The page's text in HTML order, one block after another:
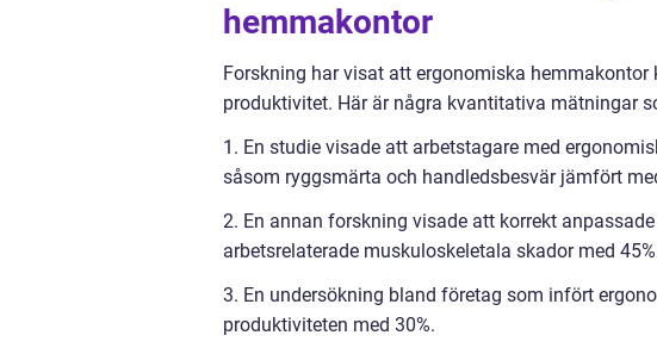
hemmakontor
Forskning har visat att ergonomiska
produktivitet. Här är några kvantitativa mätningar
1. En studie visade att arbetstagare med
såsom ryggsmärta och handledsbesvär jämfört
2. En annan forskning visade att korrekt
arbetsrelaterade muskuloskeletala skador med
3. En undersökning bland företag som infört
produktiviteten med 30%.